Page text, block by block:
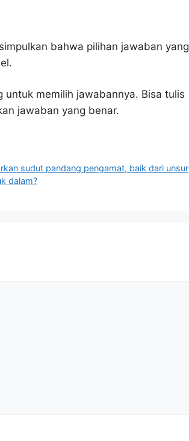
bahwa pilihan jawaban yang
memilih jawabannya. Bisa tulis
jawaban yang benar.
sudut pandang pengamat, baik dari unsur
dalam?